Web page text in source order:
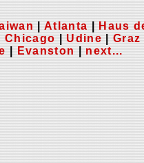
|Atlanta Haus
Chicago |Udine |Graz
Evanston next...